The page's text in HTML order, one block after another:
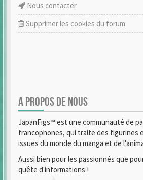
Nous contacter
Supprimer les cookies du forum
A PROPOS DE NOUS
JapanFigs™ est une communauté de
francophones, qui traite des figurines
issues du monde du manga et de
Aussi bien pour les passionnés que
quête d'informations !